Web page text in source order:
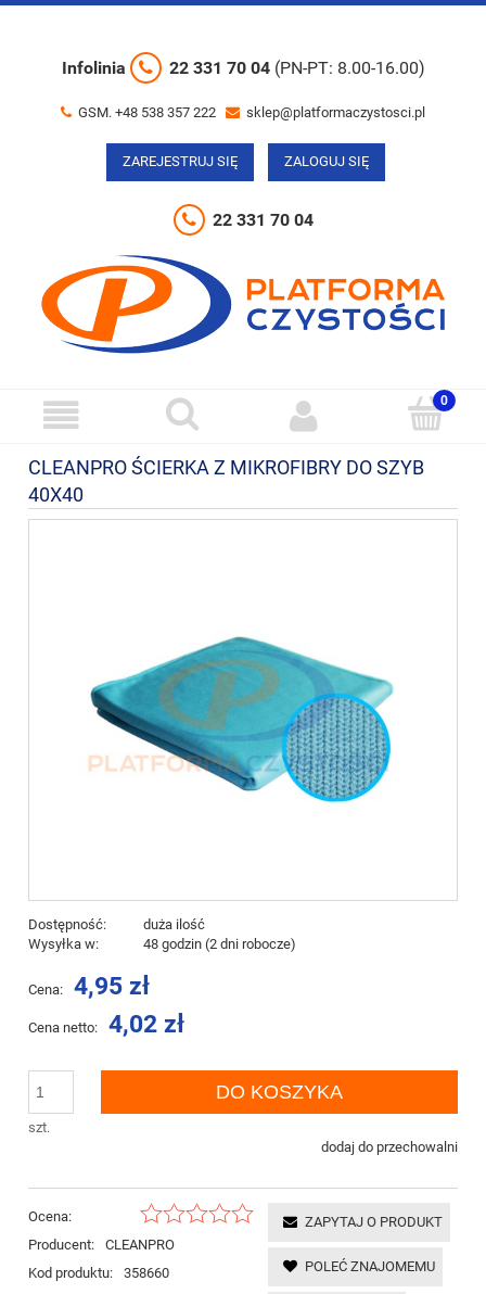
Infolinia 22 331 70 04 (PN-PT: 8.00-16.00)
GSM. +48 538 357 222 sklep@platformaczystosci.pl
ZAREJESTRUJ SIĘ ZALOGUJ SIĘ
22 331 70 04
CLEANPRO ŚCIERKA Z MIKROFIBRY DO SZYB
40X40
Dostępność:
duża ilość
Wysyłka w:
48 godzin (2 dni robocze)
Cena: 4,95 zł
Cena netto: 4,02 zł
szt.
DO KOSZYKA
dodaj do przechowalni
Ocena:
Producent:
CLEANPRO
Kod produktu:
358660
ZAPYTAJ O PRODUKT
POLEĆ ZNAJOMEMU